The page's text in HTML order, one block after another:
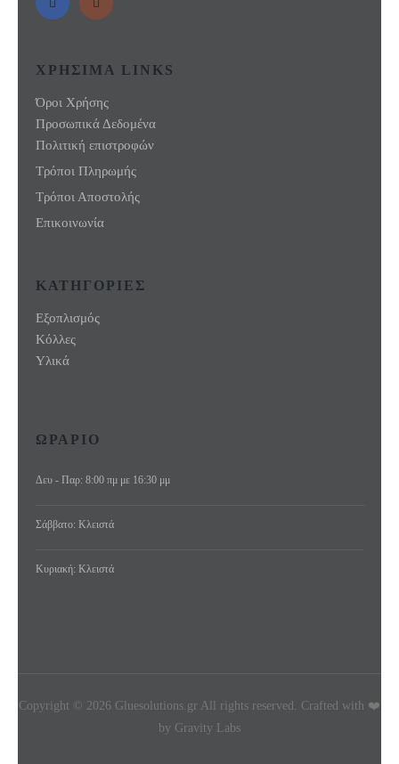
ΧΡΗΣΙΜΑ LINKS
Όροι Χρήσης
Προσωπικά Δεδομένα
Πολιτική επιστροφών
Τρόποι Πληρωμής
Τρόποι Αποστολής
Επικοινωνία
ΚΑΤΗΓΟΡΙΕΣ
Εξοπλισμός
Κόλλες
Υλικά
ΩΡΑΡΙΟ
Δευ - Παρ: 8:00 πμ με 16:30 μμ
Σάββατο: Κλειστά
Κυριακή: Κλειστά
Copyright © 2026 Gluesolutions.gr All rights reserved. Crafted with ❤️
by Gravity Labs